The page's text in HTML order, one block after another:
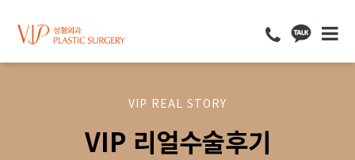
VIP REAL STORY
VIP 리얼수술후기